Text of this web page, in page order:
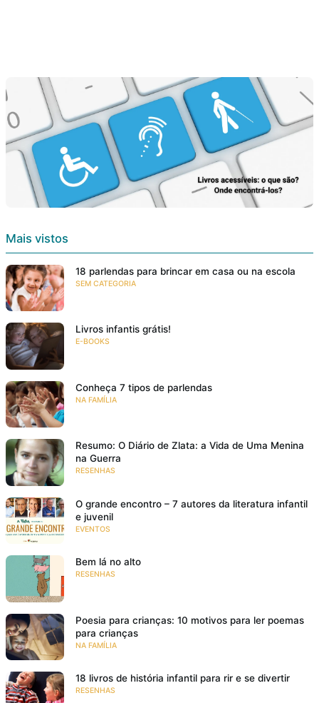
Mais vistos
18 parlendas para brincar em casa ou na escola
SEM CATEGORIA
Livros infantis grátis!
E-BOOKS
Conheça 7 tipos de parlendas
NA FAMÍLIA
Resumo: O Diário de Zlata: a Vida de Uma Menina
na Guerra
RESENHAS
O grande encontro – 7 autores da literatura infantil
e juvenil
EVENTOS
Bem lá no alto
RESENHAS
Poesia para crianças: 10 motivos para ler poemas
para crianças
NA FAMÍLIA
18 livros de história infantil para rir e se divertir
RESENHAS